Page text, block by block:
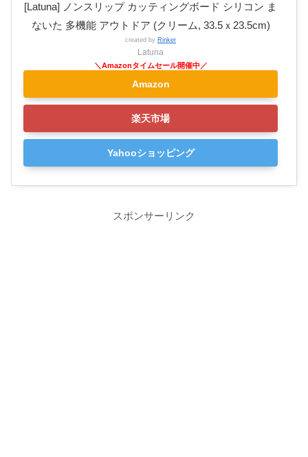
[Latuna] ノンスリップ カッティングボード シリコン ま
ないた 多機能 アウトドア (クリーム, 33.5ｘ23.5cm)
created by Rinker
Latuna
Amazon
楽天市場
Yahooショッピング
スポンサーリンク